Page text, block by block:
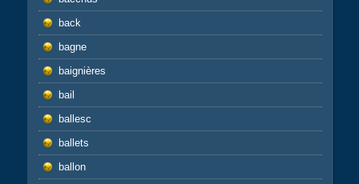
back
bagne
baignières
bail
ballesc
ballets
ballon